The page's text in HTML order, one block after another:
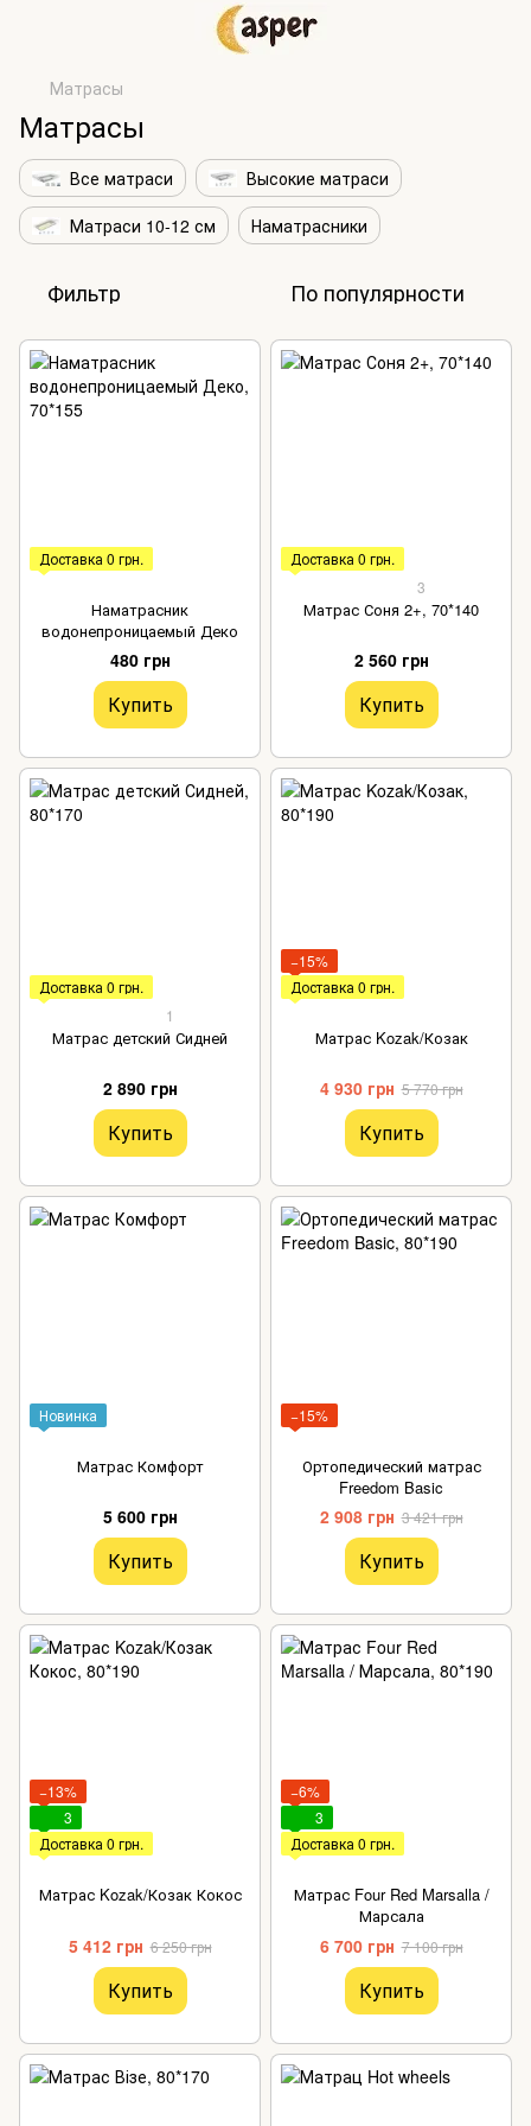
Матрасы
Матрасы
Все матраси
Высокие матраси
Матраси 10-12 см
Наматрасники
Фильтр По популярности
Доставка 0 грн.
Наматрасник
водонепроницаемый Деко
480 грн
Купить
Доставка 0 грн.
3
Матрас Соня 2+, 70*140
2 560 грн
Купить
Доставка 0 грн.
1
Матрас детский Сидней
2 890 грн
Купить
−15%
Доставка 0 грн.
Матрас Kozak/Козак
4 930 грн 5 770 грн
Купить
Новинка
Матрас Комфорт
5 600 грн
Купить
−15%
Ортопедический матрас
Freedom Basic
2 908 грн 3 421 грн
Купить
−13%
3
Доставка 0 грн.
Матрас Kozak/Козак Кокос
5 412 грн 6 250 грн
Купить
−6%
3
Доставка 0 грн.
Матрас Four Red Marsalla /
Марсала
6 700 грн 7 100 грн
Купить